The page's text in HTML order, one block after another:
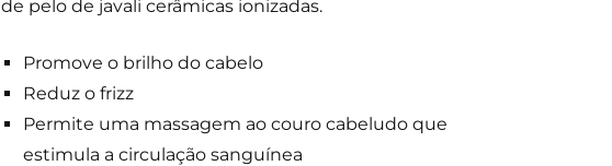
de pelo de javali cerâmicas ionizadas.
Promove o brilho do cabelo
Reduz o frizz
Permite uma massagem ao couro cabeludo que
estimula a circulação sanguínea